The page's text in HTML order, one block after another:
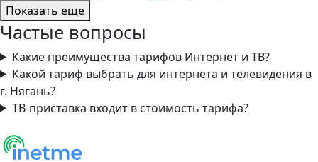
Показать еще
Частые вопросы
Какие преимущества тарифов Интернет и ТВ?
Какой тариф выбрать для интернета и телевидения в
г. Нягань?
ТВ-приставка входит в стоимость тарифа?